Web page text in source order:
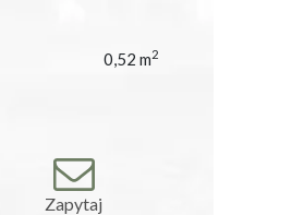
0,52 m2
Zapytaj